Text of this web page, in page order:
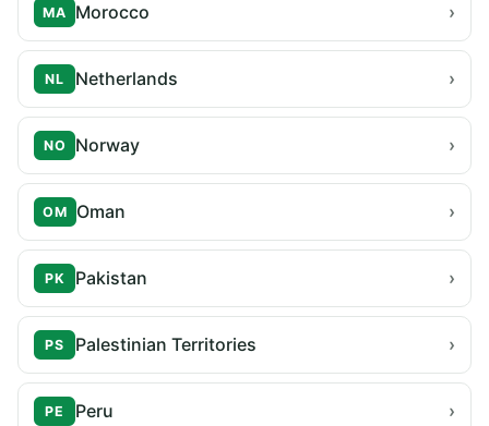
MA Morocco ›
NL Netherlands ›
NO Norway ›
OM Oman ›
PK Pakistan ›
PS Palestinian Territories ›
PE Peru ›